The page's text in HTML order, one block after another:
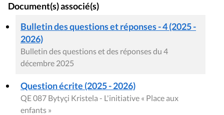
Document(s) associé(s)
Bulletin des questions et réponses - 4 (2025 -
2026)
Bulletin des questions et des réponses du 4
décembre 2025
Question écrite (2025 - 2026)
QE 087 Bytyçi Kristela - L'initiative « Place aux
enfants »